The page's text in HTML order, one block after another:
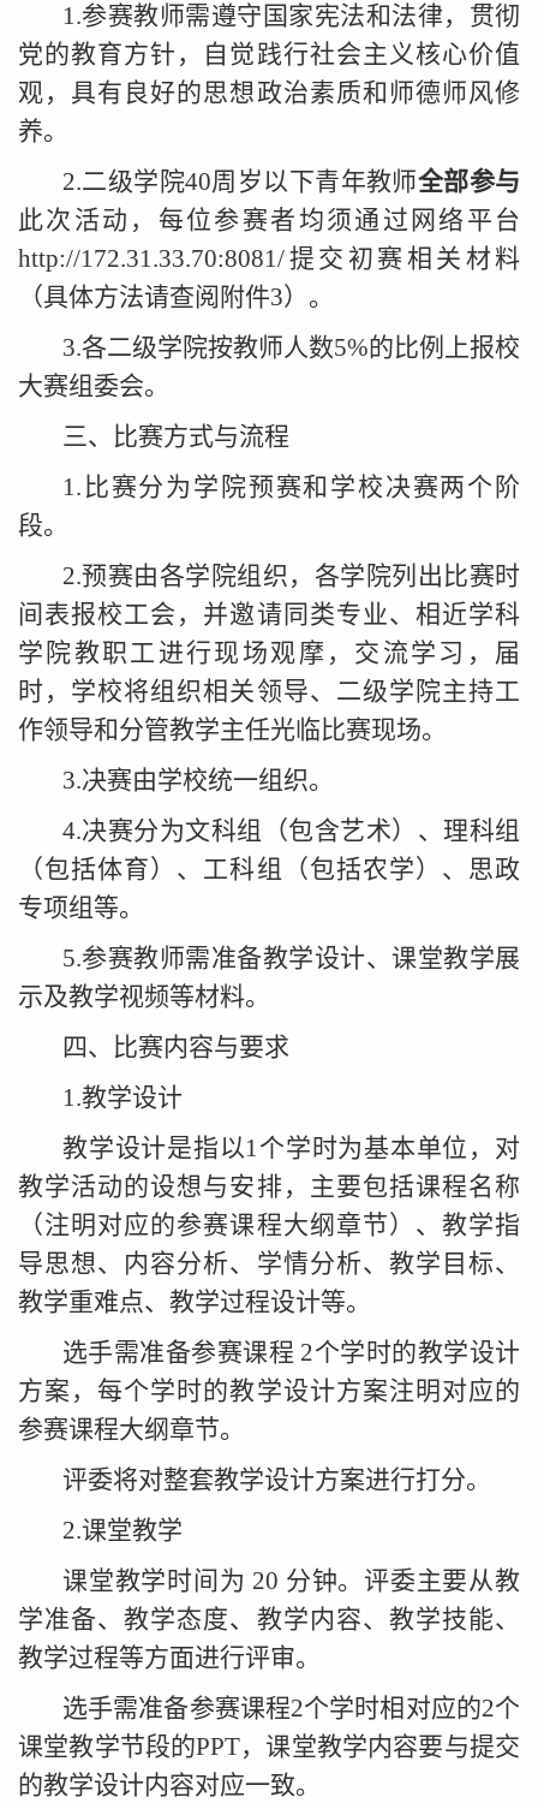
1.参赛教师需遵守国家宪法和法律，贯彻
党的教育方针，自觉践行社会主义核心价值
观，具有良好的思想政治素质和师德师风修
养。
2.二级学院40周岁以下青年教师全部参与
此次活动，每位参赛者均须通过网络平台
http://172.31.33.70:8081/提交初赛相关材料
（具体方法请查阅附件3）。
3.各二级学院按教师人数5%的比例上报校
大赛组委会。
三、比赛方式与流程
1.比赛分为学院预赛和学校决赛两个阶
段。
2.预赛由各学院组织，各学院列出比赛时
间表报校工会，并邀请同类专业、相近学科
学院教职工进行现场观摩，交流学习，届
时，学校将组织相关领导、二级学院主持工
作领导和分管教学主任光临比赛现场。
3.决赛由学校统一组织。
4.决赛分为文科组（包含艺术）、理科组
（包括体育）、工科组（包括农学）、思政
专项组等。
5.参赛教师需准备教学设计、课堂教学展
示及教学视频等材料。
四、比赛内容与要求
1.教学设计
教学设计是指以1个学时为基本单位，对
教学活动的设想与安排，主要包括课程名称
（注明对应的参赛课程大纲章节）、教学指
导思想、内容分析、学情分析、教学目标、
教学重难点、教学过程设计等。
选手需准备参赛课程 2个学时的教学设计
方案，每个学时的教学设计方案注明对应的
参赛课程大纲章节。
评委将对整套教学设计方案进行打分。
2.课堂教学
课堂教学时间为 20 分钟。评委主要从教
学准备、教学态度、教学内容、教学技能、
教学过程等方面进行评审。
选手需准备参赛课程2个学时相对应的2个
课堂教学节段的PPT，课堂教学内容要与提交
的教学设计内容对应一致。